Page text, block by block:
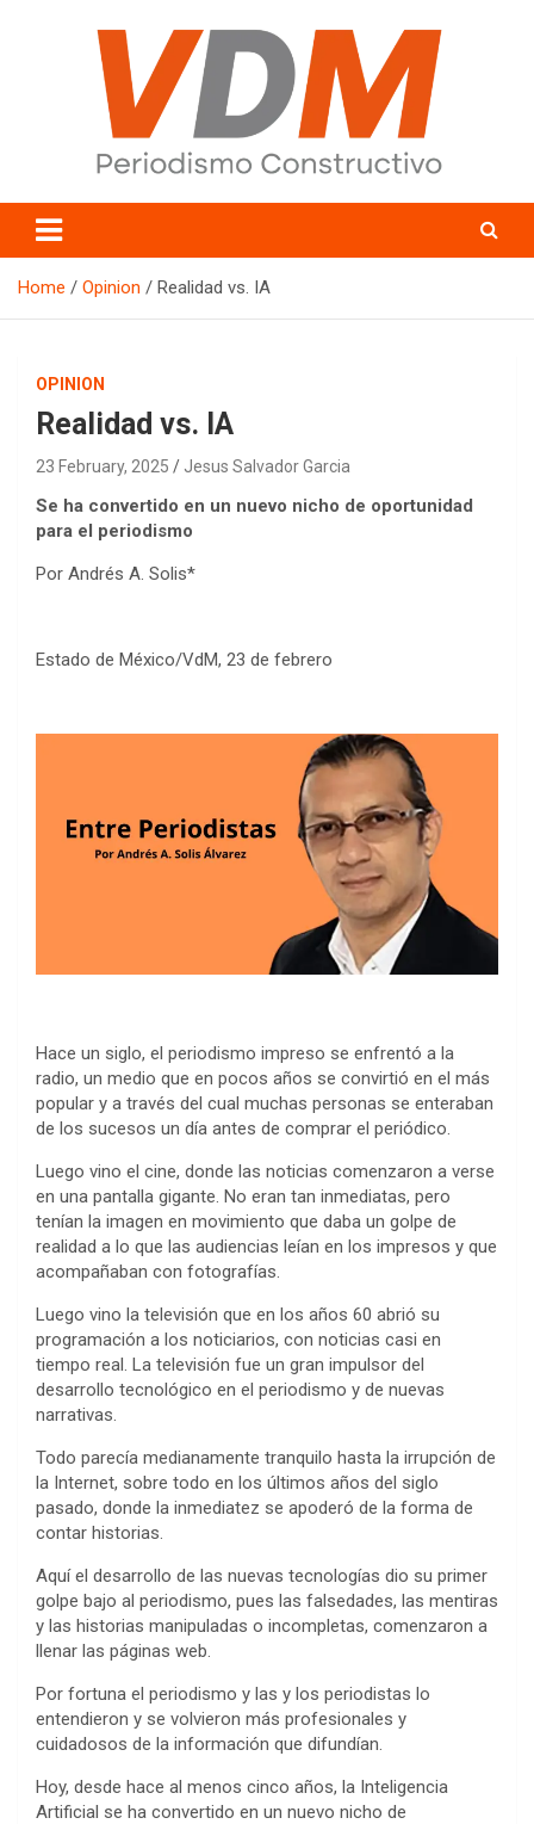
valledelmayo.com
Home Opinion Realidad vs. IA
OPINION
Realidad vs. IA
23 February, 2025 Jesus Salvador Garcia
Se ha convertido en un nuevo nicho de oportunidad
para el periodismo
Por Andrés A. Solis*
Estado de México/VdM, 23 de febrero
Hace un siglo, el periodismo impreso se enfrentó a la
radio, un medio que en pocos años se convirtió en el más
popular y a través del cual muchas personas se enteraban
de los sucesos un día antes de comprar el periódico.
Luego vino el cine, donde las noticias comenzaron a verse
en una pantalla gigante. No eran tan inmediatas, pero
tenían la imagen en movimiento que daba un golpe de
realidad a lo que las audiencias leían en los impresos y que
acompañaban con fotografías.
Luego vino la televisión que en los años 60 abrió su
programación a los noticiarios, con noticias casi en
tiempo real. La televisión fue un gran impulsor del
desarrollo tecnológico en el periodismo y de nuevas
narrativas.
Todo parecía medianamente tranquilo hasta la irrupción de
la Internet, sobre todo en los últimos años del siglo
pasado, donde la inmediatez se apoderó de la forma de
contar historias.
Aquí el desarrollo de las nuevas tecnologías dio su primer
golpe bajo al periodismo, pues las falsedades, las mentiras
y las historias manipuladas o incompletas, comenzaron a
llenar las páginas web.
Por fortuna el periodismo y las y los periodistas lo
entendieron y se volvieron más profesionales y
cuidadosos de la información que difundían.
Hoy, desde hace al menos cinco años, la Inteligencia
Artificial se ha convertido en un nuevo nicho de